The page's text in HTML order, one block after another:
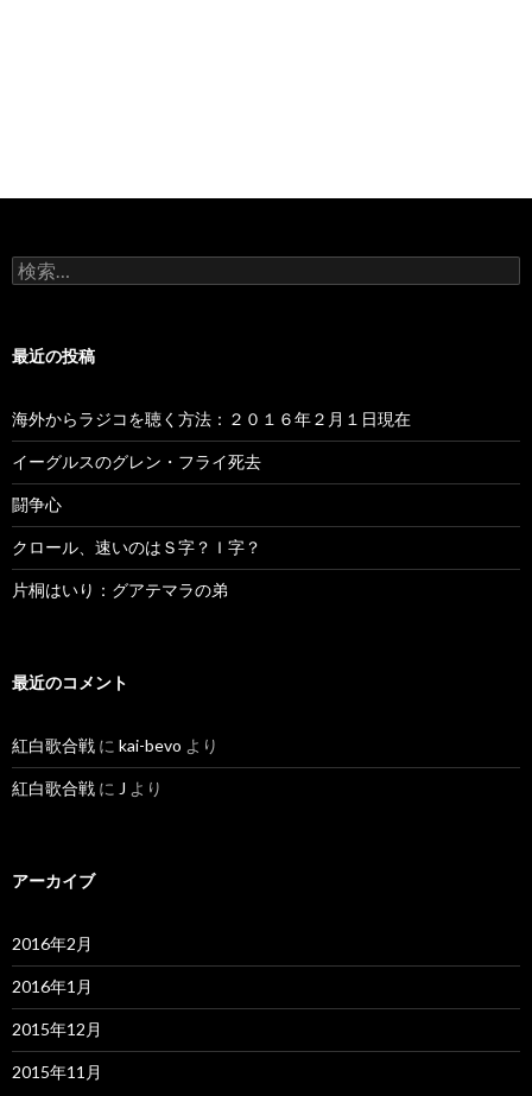
検
索
最近の投稿
海外からラジコを聴く方法：２０１６年２月１日現在
イーグルスのグレン・フライ死去
闘争心
クロール、速いのはＳ字？Ｉ字？
片桐はいり：グアテマラの弟
最近のコメント
紅白歌合戦 に kai-bevo より
紅白歌合戦 に J より
アーカイブ
2016年2月
2016年1月
2015年12月
2015年11月